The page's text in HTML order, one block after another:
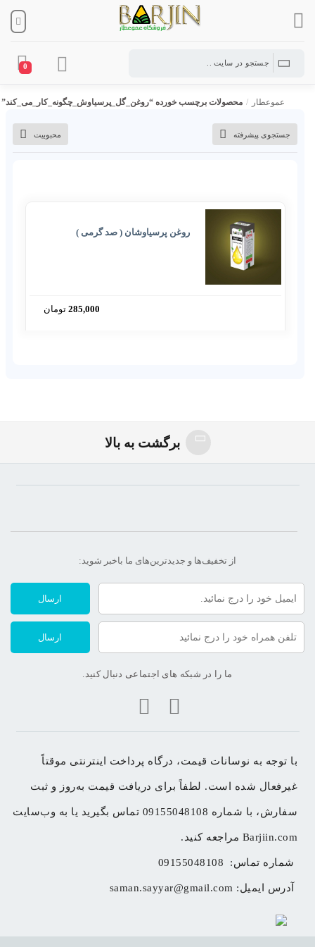
0
جستجوی پیشرفته محبوبیت
عموعطار / محصولات برچسب خورده “روغن_گل_پرسیاوش_چگونه_کار_می_کند”
روغن پرسیاوشان ( صد گرمی )
285,000 تومان
برگشت به بالا
از تخفیف‌ها و جدیدترین‌های ما‌ باخبر شوید:
ارسال
ارسال
ما را در شبکه های اجتماعی دنبال کنید.
Barjiin.com مراجعه کنید.
شماره تماس: 09155048108
آدرس ایمیل: saman.sayyar@gmail.com